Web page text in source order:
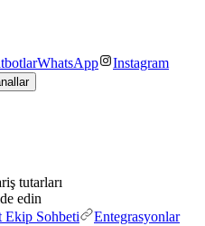
WhatsApp
Instagram
tutarları
edin
Ekip Sohbeti
Entegrasyonlar